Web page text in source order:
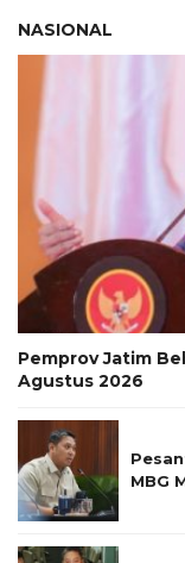
NASIONAL
Pemprov Jatim
Agustus 2026
MBG